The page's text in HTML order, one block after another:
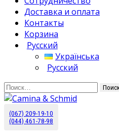
Доставка и оплата
Контакты
Корзина
Русский
Українська
Русский
Найти:
Camina & Schmid
Камины Schmid купить в
(067) 209-19-10
(044) 461-78-98